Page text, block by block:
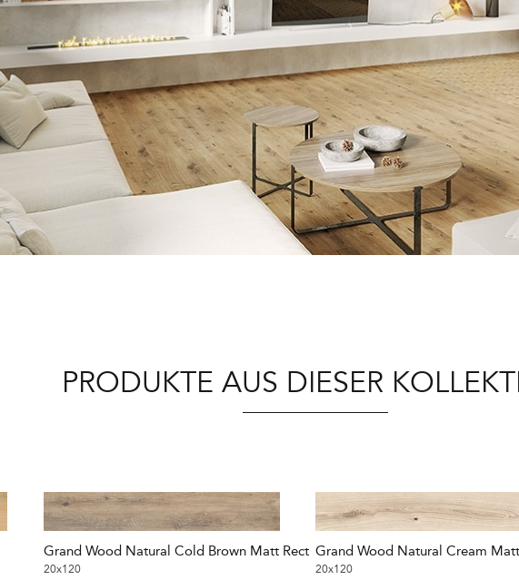
PRODUKTE AUS DIESER
Grand Wood Natural Cold Brown Matt Rect
20x120
Grand Wood Natural Cream
20x120